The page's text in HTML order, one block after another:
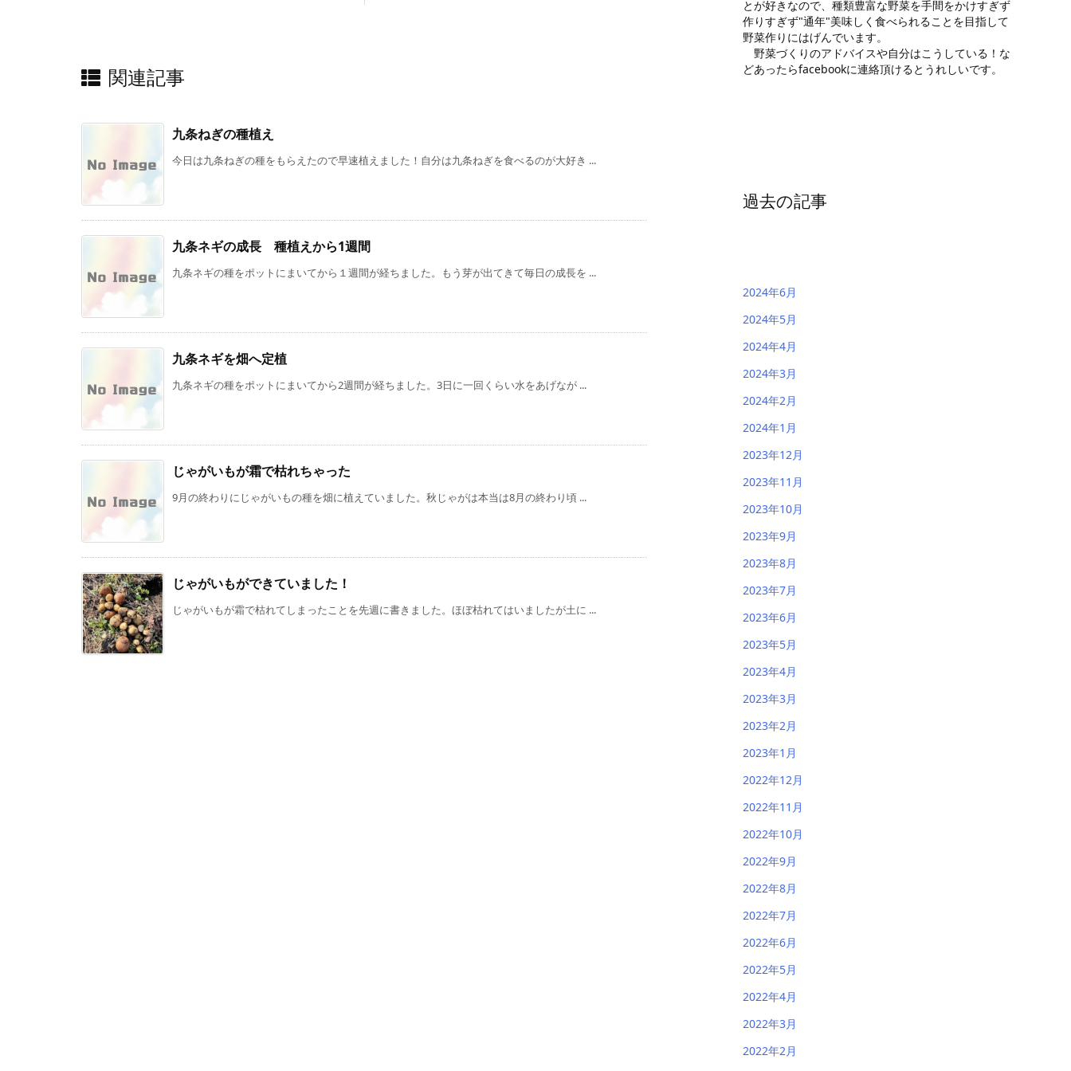
関連記事
九条ねぎの種植え
今日は九条ねぎの種をもらえたので早速植えました！自分は九条ねぎを食べるのが大好き ...
九条ネギの成長 種植えから1週間
九条ネギの種をポットにまいてから１週間が経ちました。もう芽が出てきて毎日の成長を ...
九条ネギを畑へ定植
九条ネギの種をポットにまいてから2週間が経ちました。3日に一回くらい水をあげなが ...
じゃがいもが霜で枯れちゃった
9月の終わりにじゃがいもの種を畑に植えていました。秋じゃがは本当は8月の終わり頃 ...
じゃがいもができていました！
じゃがいもが霜で枯れてしまったことを先週に書きました。ほぼ枯れてはいましたが土に ...
とが好きなので、種類豊富な野菜を手間をかけすぎず
作りすぎず"通年"美味しく食べられることを目指して
野菜作りにはげんでいます。
野菜づくりのアドバイスや自分はこうしている！な
どあったらfacebookに連絡頂けるとうれしいです。
過去の記事
2024年6月
2024年5月
2024年4月
2024年3月
2024年2月
2024年1月
2023年12月
2023年11月
2023年10月
2023年9月
2023年8月
2023年7月
2023年6月
2023年5月
2023年4月
2023年3月
2023年2月
2023年1月
2022年12月
2022年11月
2022年10月
2022年9月
2022年8月
2022年7月
2022年6月
2022年5月
2022年4月
2022年3月
2022年2月